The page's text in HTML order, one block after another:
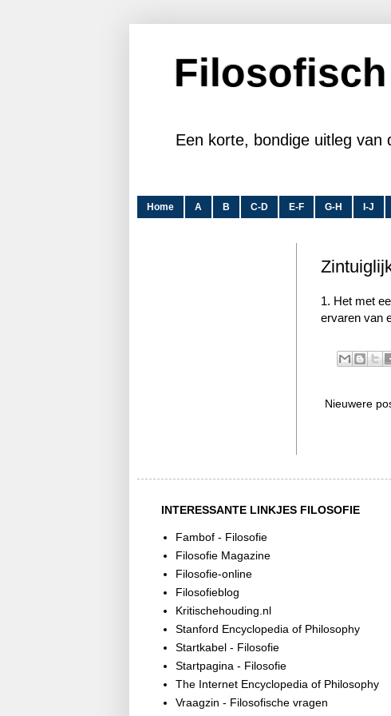
Een korte, bondige uitleg van
Home A B C-D E-F G-H I-J
1. Het met
ervaren van
Nieuwere
INTERESSANTE LINKJES FILOSOFIE
Fambof - Filosofie
Filosofie Magazine
Filosofie-online
Filosofieblog
Kritischehouding.nl
Stanford Encyclopedia of Philosophy
Startkabel - Filosofie
Startpagina - Filosofie
The Internet Encyclopedia of Philosophy
Vraagzin - Filosofische vragen